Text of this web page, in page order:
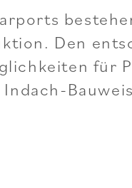
Den
für
Indach-